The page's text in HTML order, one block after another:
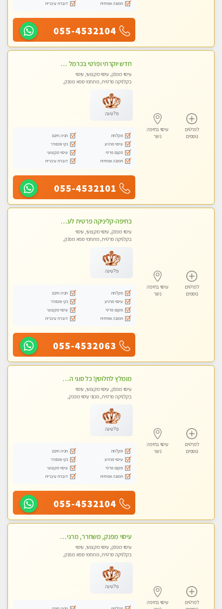
תמונה אמיתית
דוברת עיברית
055-4532104
לפרטים
נוספים
עיסוי בחיפה
נשר
חדש יוקרתי ופרטי בכרמל חיפה! פנקו את עצמכם ברוגע פינוק וחוויה בלתי נשכחת באווירה נעימה ...ללא מין !
עיסוי מפנק, עיסוי מקצועי, עיסוי
בקלניקה פרטית, מתחמי ספא מפנק,
פלטינה
מקלחת
חניה חינם
עיסוי מרגיע
נקי ומסודר
מקום פרטי
עיסוי מקצועי
תמונה אמיתית
דוברת עיברית
055-4532101
לפרטים
נוספים
עיסוי בחיפה
נשר
בחיפה-קליניקה פרטית לעיסוי מקצועי ואלטרנטיבי ברמה גבוהה VIP תתקשר ..... highly recommended..new in the city
עיסוי מפנק, עיסוי מקצועי, עיסוי
בקלניקה פרטית, מתחמי ספא מפנק,
פלטינה
מקלחת
חניה חינם
עיסוי מרגיע
נקי ומסודר
מקום פרטי
עיסוי מקצועי
תמונה אמיתית
דוברת עיברית
055-4532063
לפרטים
נוספים
עיסוי בחיפה
נשר
מומלץ לחלוטין! כל סוגי העיסויים מעסה מקצועית ואיכותית פרטי!!!
עיסוי מפנק, עיסוי מקצועי, עיסוי
בקלניקה פרטית, מכוני עיסוי מפנק,
פלטינה
מקלחת
חניה חינם
עיסוי מרגיע
נקי ומסודר
מקום פרטי
עיסוי מקצועי
תמונה אמיתית
דוברת עיברית
055-4532104
לפרטים
עיסוי בחיפה
עיסוי מפנק, משחרר, מרגיע, טנטרה, עיסוי שבדי מקצועי ללא שירותי מין
עיסוי מפנק, עיסוי מקצועי, עיסוי
בקלניקה פרטית, מתחמי ספא מפנק,
פלטינה